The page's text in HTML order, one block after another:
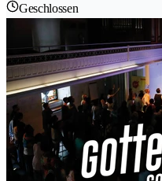
Geschlossen